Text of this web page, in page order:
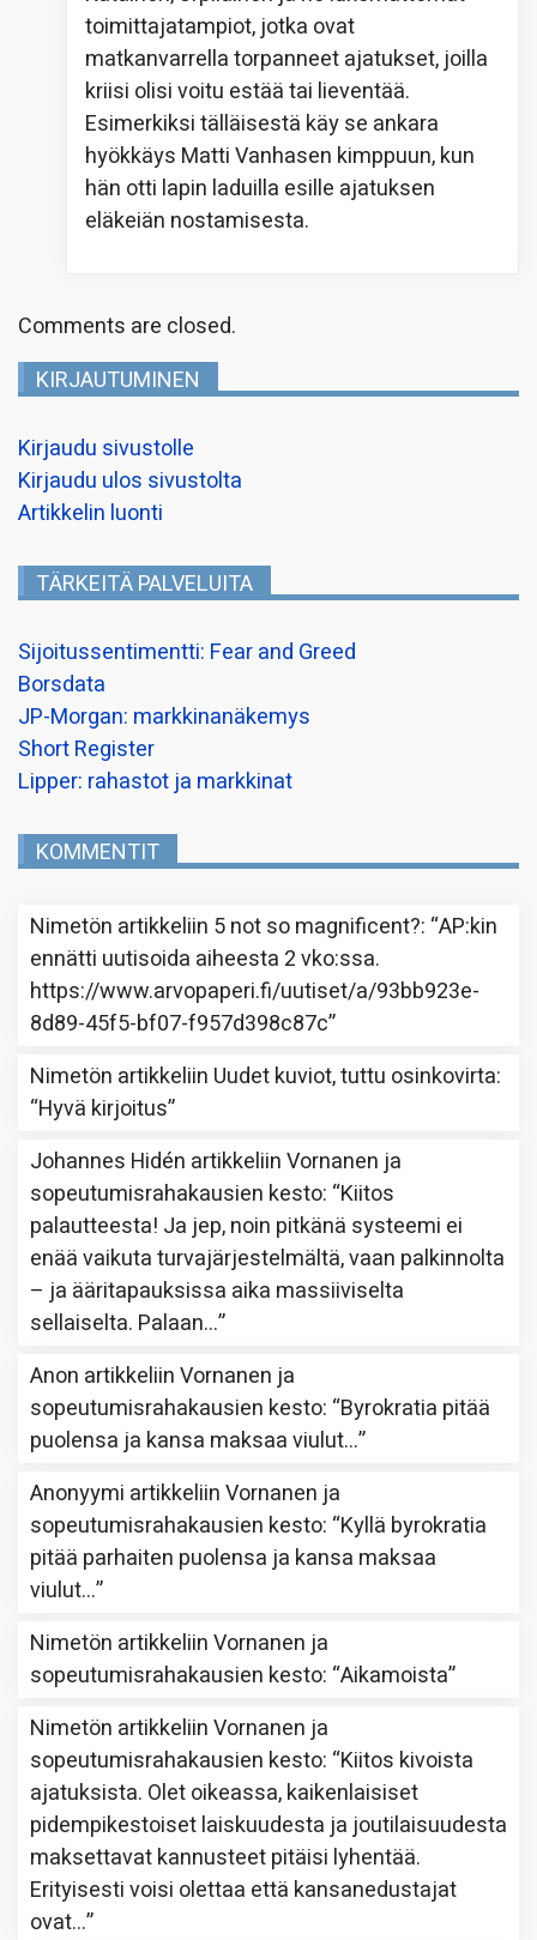
toimittajatampiot, jotka ovat
matkanvarrella torpanneet ajatukset, joilla
kriisi olisi voitu estää tai lieventää.
Esimerkiksi tälläisestä käy se ankara
hyökkäys Matti Vanhasen kimppuun, kun
hän otti lapin laduilla esille ajatuksen
eläkeiän nostamisesta.
Comments are closed.
KIRJAUTUMINEN
Kirjaudu sivustolle
Kirjaudu ulos sivustolta
Artikkelin luonti
TÄRKEITÄ PALVELUITA
Sijoitussentimentti: Fear and Greed
Borsdata
JP-Morgan: markkinanäkemys
Short Register
Lipper: rahastot ja markkinat
KOMMENTIT
Nimetön artikkeliin 5 not so magnificent?: “AP:kin
ennätti uutisoida aiheesta 2 vko:ssa.
https://www.arvopaperi.fi/uutiset/a/93bb923e-
8d89-45f5-bf07-f957d398c87c”
Nimetön artikkeliin Uudet kuviot, tuttu osinkovirta:
“Hyvä kirjoitus”
Johannes Hidén artikkeliinVornanen ja
sopeutumisrahakausien kesto: “Kiitos
palautteesta! Ja jep, noin pitkänä systeemi ei
enää vaikuta turvajärjestelmältä, vaan palkinnolta
– ja ääritapauksissa aika massiiviselta
sellaiselta. Palaan…”
Anon artikkeliinVornanen ja
sopeutumisrahakausien kesto: “Byrokratia pitää
puolensa ja kansa maksaa viulut…”
Anonyymi artikkeliinVornanen ja
sopeutumisrahakausien kesto: “Kyllä byrokratia
pitää parhaiten puolensa ja kansa maksaa
viulut…”
Nimetön artikkeliinVornanen ja
sopeutumisrahakausien kesto: “Aikamoista”
Nimetön artikkeliinVornanen ja
sopeutumisrahakausien kesto: “Kiitos kivoista
ajatuksista. Olet oikeassa, kaikenlaisiset
pidempikestoiset laiskuudesta ja joutilaisuudesta
maksettavat kannusteet pitäisi lyhentää.
Erityisesti voisi olettaa että kansanedustajat
ovat…”